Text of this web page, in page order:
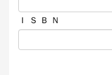
Ｉ Ｓ Ｂ Ｎ